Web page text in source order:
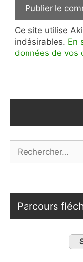
Ce site utilise
indésirables. En
données de vos
Parcours